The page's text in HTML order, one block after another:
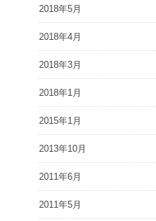
2018年5月
2018年4月
2018年3月
2018年1月
2015年1月
2013年10月
2011年6月
2011年5月